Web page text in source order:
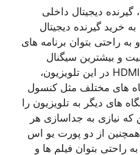
در جی GTV-58PU726S، گیرنده دیجیتال داخلی
خرید گیرنده دیجیتال
به راحتی بتوان برنامه های
و بیشترین سیگنال
دریافت کرد. وجود ۳ پورت HDMI در این تلویزیون،
های مختلف مثل کنسول
های دیگر به تلویزیون را
نیازی به جداسازی هر
از دو پورت یو اس
راحتی بتوان فیلم ها و